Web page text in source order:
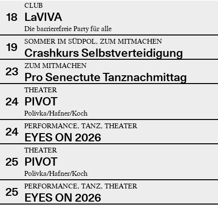
18
CLUB
LaVIVA
Die barrierefreie Party für alle
19 SOMMER IM SÜDPOL, ZUM MITMACHEN
Crashkurs Selbstverteidigung
23
ZUM MITMACHEN
Pro Senectute Tanznachmittag
24
THEATER
PIVOT
Polivka/Hafner/Koch
24 PERFORMANCE, TANZ, THEATER
EYES ON 2026
25
THEATER
PIVOT
Polivka/Hafner/Koch
25 PERFORMANCE, TANZ, THEATER
EYES ON 2026